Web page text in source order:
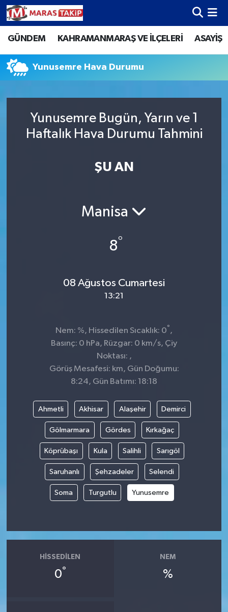
GÜNDEM KAHRAMANMARAŞ VE İLÇELERİ ASAYİŞ
Yunusemre Hava Durumu
Yunusemre Bugün, Yarın ve 1
Haftalık Hava Durumu Tahmini
ŞU AN
Manisa
8°
08 Ağustos Cumartesi
13:21
Nem: %, Hissedilen Sıcaklık: 0° ,
Basınç: 0 hPa, Rüzgar: 0 km/s, Çiy
Noktası: ,
Görüş Mesafesi: km, Gün Doğumu:
8:24, Gün Batımı: 18:18
Ahmetli Akhisar Alaşehir Demirci
Gölmarmara Gördes Kırkağaç
Köprübaşı Kula Salihli Sarıgöl
Saruhanlı Şehzadeler Selendi
Soma Turgutlu Yunusemre
HISSEDILEN
0°
NEM
%
Kahramanmaraş Nöbetçi Eczaneler
Kahramanmaraş Hava Durumu
Kahramanmaraş Trafik Yoğunluk Haritası